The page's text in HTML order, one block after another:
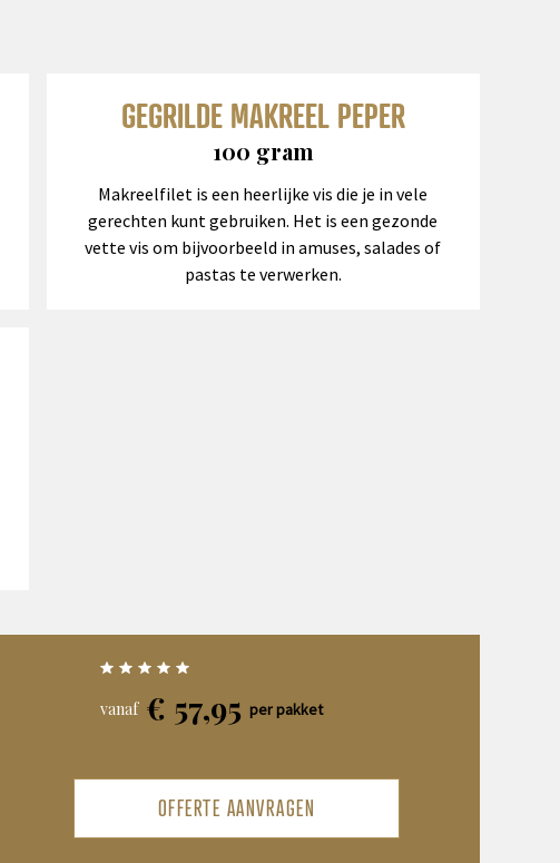
GEGRILDE MAKREEL PEPER
100 gram
Makreelfilet is een heerlijke vis die je in vele
gerechten kunt gebruiken. Het is een gezonde
vette vis om bijvoorbeeld in amuses, salades of
pastas te verwerken.
vanaf € 57,95 per pakket
OFFERTE AANVRAGEN